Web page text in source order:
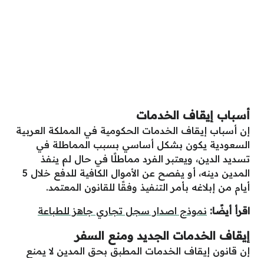
أسباب إيقاف الخدمات
إن أسباب إيقاف الخدمات الحكومية في المملكة العربية
السعودية يكون بشكل أساسي بسبب المماطلة في
تسديد الدين، ويعتبر الفرد مماطلًا في حال لم ينفذ
المدين دينه، أو يفصح عن الأموال الكافية للدفع خلال 5
أيام من إبلاغه بأمر التنفيذ وفقًا للقانون المعتمد.
اقرأ أيضًا: نموذج اصدار سجل تجاري جاهز للطباعة
إيقاف الخدمات الجديد ومنع السفر
إن قانون إيقاف الخدمات المطبق بحق المدين لا يمنع